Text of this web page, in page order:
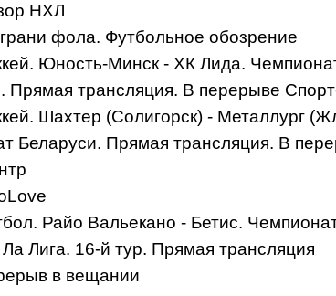
НХЛ
фола. Футбольное обозрение
Юность-Минск - ХК Лида.
Прямая трансляция. В перерыве
Шахтер (Солигорск) - Металлург
Беларуси. Прямая трансляция. В
Райо Вальекано - Бетис.
Лига. 16-й тур. Прямая трансляция
в вещании